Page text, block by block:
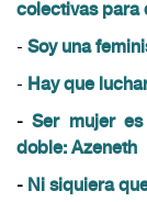
colectivas para
- Soy una
- Hay que
-Ser mujer
doble: Azeneth
- Ni siquiera